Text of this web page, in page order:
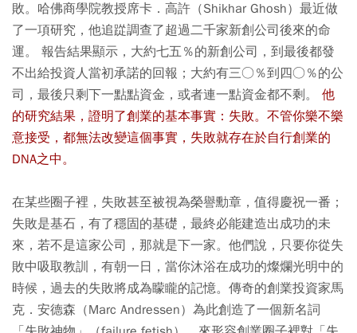
敗。哈佛商學院教授席卡．高許（Shikhar Ghosh）最近做
了一項研究，他追踨調查了超過二千家新創公司後來的命
運。 報告結果顯示，大約七五％的新創公司，到最後都發
不出給投資人當初承諾的回報；大約有三○％到四○％的公
司，最後只剩下一點點資金，或者連一點資金都不剩。 他
的研究結果，證明了創業的基本事實：失敗。不管你樂不樂
意接受，都無法改變這個事實，失敗就存在於自行創業的
DNA之中。
在某些圈子裡，失敗甚至被視為榮譽勳章，值得慶祝一番；
失敗是基石，有了穩固的基礎，最終必能建造出成功的未
來，若不是這家公司，那就是下一家。他們說，只要你從失
敗中吸取教訓，有朝一日，當你沐浴在成功的燦爛光明中的
時候，過去的失敗將成為矇矓的記憶。傳奇的創業投資家馬
克．安德森（Marc Andressen）為此創造了一個新名詞